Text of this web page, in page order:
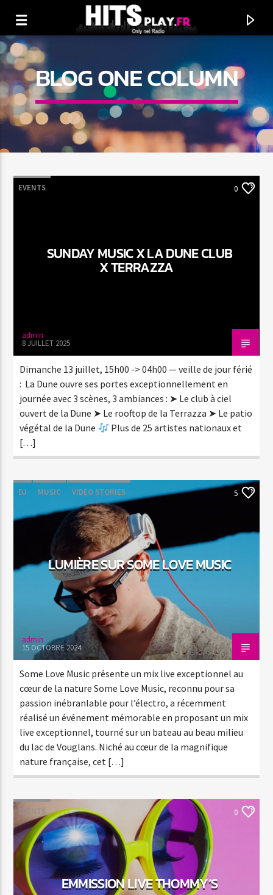
Hit’s Pop
Hit’s Play
BLOG ONE COLUMN
EVENTS 0
SUNDAY MUSIC X LA DUNE CLUB
X TERRAZZA
admin
8 JUILLET 2025
Dimanche 13 juillet, 15h00 -> 04h00 — veille de jour férié
: La Dune ouvre ses portes exceptionnellement en
journée avec 3 scènes, 3 ambiances : ➤ Le club à ciel
ouvert de la Dune ➤ Le rooftop de la Terrazza ➤ Le patio
végétal de la Dune
Plus de 25 artistes nationaux et
[…]
DJ MUSIC VIDEO STORIES 5
LUMIÈRE SUR SOME LOVE MUSIC
admin
15 OCTOBRE 2024
Some Love Music présente un mix live exceptionnel au
cœur de la nature Some Love Music, reconnu pour sa
passion inébranlable pour l’électro, a récemment
réalisé un événement mémorable en proposant un mix
live exceptionnel, tourné sur un bateau au beau milieu
du lac de Vouglans. Niché au cœur de la magnifique
nature française, cet […]
EVENTS 0
EMMISSION LIVE THOMMY’S